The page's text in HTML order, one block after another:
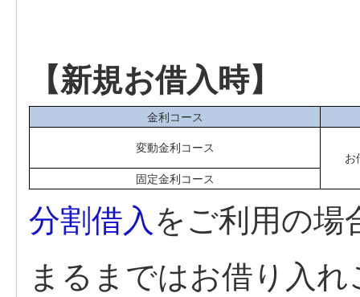
【新規お借入時】
金利コース
変動金利コース
お
固定金利コース
分割借入をご利用の
まるまではお借り入